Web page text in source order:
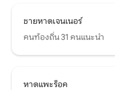
ชายหาดเจนเนอร์
คนท้องถิ่น 31 คนแนะนำ
หาดแพะร็อค